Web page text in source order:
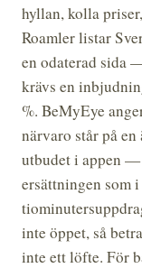
hyllan, kolla
Roamler listar
en odaterad sida
krävs en
%. BeMyEye
närvaro står på
utbudet i appen
ersättningen som
inte öppet, så
inte ett löfte. För